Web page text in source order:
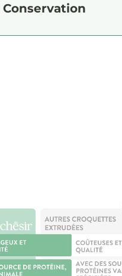
Conservation